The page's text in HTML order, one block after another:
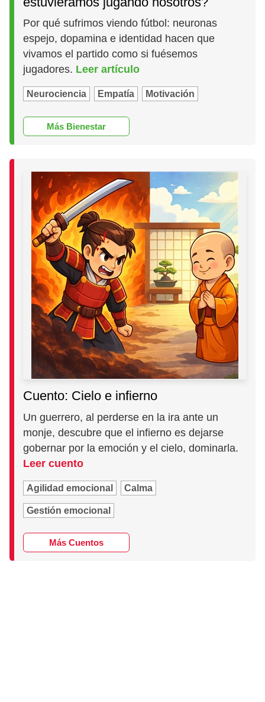
Por qué sufrimos viendo fútbol: neuronas
espejo, dopamina e identidad hacen que
vivamos el partido como si fuésemos
jugadores. Leer artículo
Neurociencia Empatía Motivación
Más Bienestar
Cuento: Cielo e infierno
Un guerrero, al perderse en la ira ante un
monje, descubre que el infierno es dejarse
gobernar por la emoción y el cielo, dominarla.
Leer cuento
Agilidad emocional Calma
Gestión emocional
Más Cuentos